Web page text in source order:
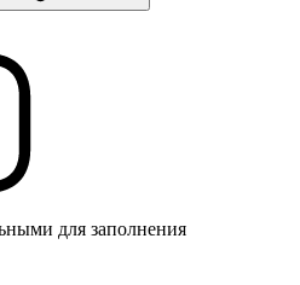
для заполнения